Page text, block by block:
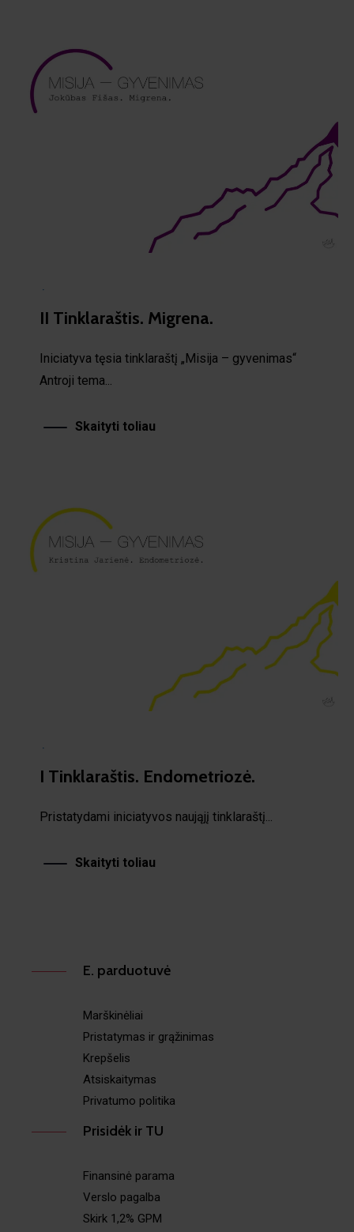
·
II Tinklaraštis. Migrena.
Iniciatyva tęsia tinklaraštį „Misija – gyvenimas“
Antroji tema...
Skaityti toliau
·
I Tinklaraštis. Endometriozė.
Pristatydami iniciatyvos naująjį tinklaraštį...
Skaityti toliau
E. parduotuvė
Marškinėliai
Pristatymas ir grąžinimas
Krepšelis
Atsiskaitymas
Privatumo politika
Prisidėk ir TU
Finansinė parama
Verslo pagalba
Skirk 1,2% GPM